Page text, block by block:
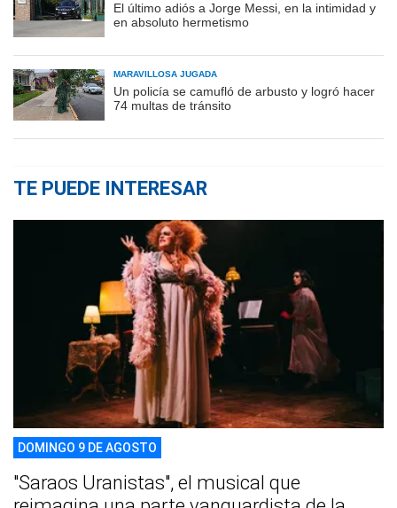
El último adiós a Jorge Messi, en la intimidad y
en absoluto hermetismo
MARAVILLOSA JUGADA
Un policía se camufló de arbusto y logró hacer
74 multas de tránsito
TE PUEDE INTERESAR
DOMINGO 9 DE AGOSTO
"Saraos Uranistas", el musical que